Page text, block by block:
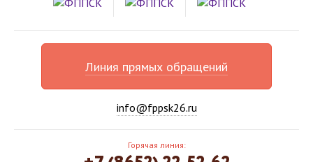
Линия прямых обращений
info@fppsk26.ru
Горячая линия: